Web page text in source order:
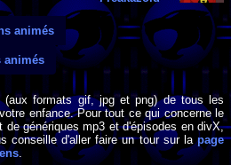
animés
animés
(aux formats gif, jpg et png) de tous les
enfance. Pour tout ce qui concerne le
de génériques mp3 et d'épisodes en divX,
conseille d'aller faire un tour sur lapage